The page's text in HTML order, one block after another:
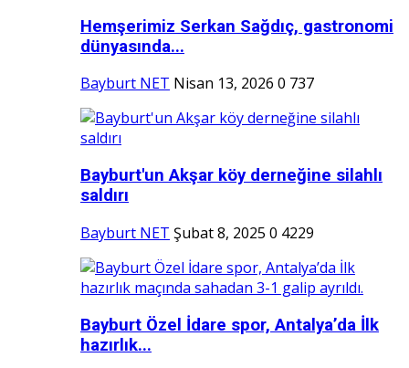
Hemşerimiz Serkan Sağdıç, gastronomi
dünyasında...
Bayburt NET Nisan 13, 2026 0 737
Bayburt'un Akşar köy derneğine silahlı
saldırı
Bayburt NET Şubat 8, 2025 0 4229
Bayburt Özel İdare spor, Antalya’da İlk
hazırlık...